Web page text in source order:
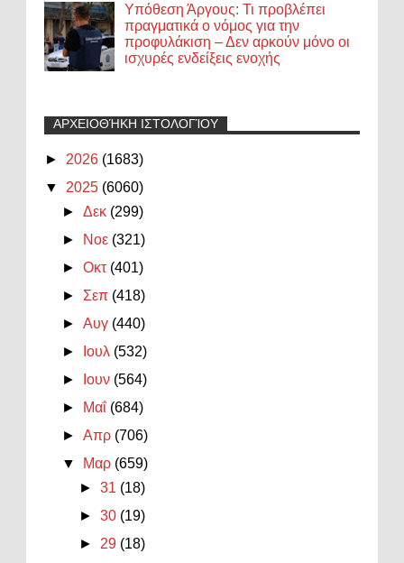
Υπόθεση Άργους: Τι προβλέπει
πραγματικά ο νόμος για την
προφυλάκιση – Δεν αρκούν μόνο οι
ισχυρές ενδείξεις ενοχής
ΑΡΧΕΙΟΘΉΚΗ ΙΣΤΟΛΟΓΊΟΥ
► 2026 (1683)
▼ 2025 (6060)
►Δεκ (299)
►
Νοε (321)
►Οκτ (401)
► Σεπ (418)
►Αυγ (440)
►
Ιουλ (532)
►
Ιουν (564)
►
Μαΐ (684)
►Απρ (706)
▼
Μαρ (659)
►31 (18)
►30 (19)
► 29 (18)